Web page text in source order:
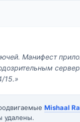
Манифест
15.»
Mishaal
удалены.